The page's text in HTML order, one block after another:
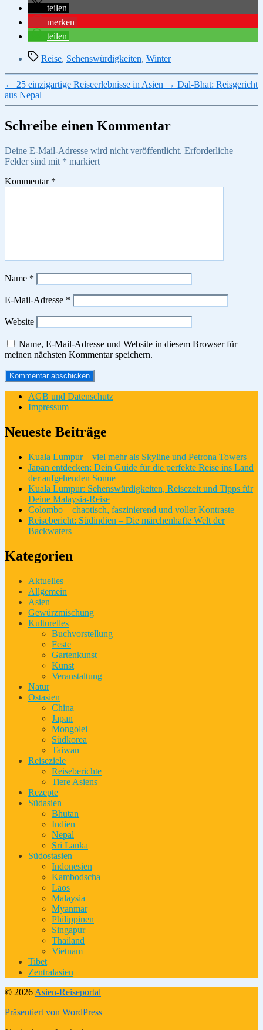
teilen
merken
teilen
Schlagwörter
Reise, Sehenswürdigkeiten, Winter
← 25 einzigartige Reiseerlebnisse in Asien → Dal-Bhat: Reisgericht
aus Nepal
Schreibe einen Kommentar
Deine E-Mail-Adresse wird nicht veröffentlicht. Erforderliche
Felder sind mit * markiert
Kommentar *
Name *
E-Mail-Adresse *
Website
Name, E-Mail-Adresse und Website in diesem Browser für
meinen nächsten Kommentar speichern.
AGB und Datenschutz
Impressum
Neueste Beiträge
Kuala Lumpur – viel mehr als Skyline und Petrona Towers
Japan entdecken: Dein Guide für die perfekte Reise ins Land
der aufgehenden Sonne
Kuala Lumpur: Sehenswürdigkeiten, Reisezeit und Tipps für
Deine Malaysia-Reise
Colombo – chaotisch, faszinierend und voller Kontraste
Reisebericht: Südindien – Die märchenhafte Welt der
Backwaters
Kategorien
Aktuelles
Allgemein
Asien
Gewürzmischung
Kulturelles
Buchvorstellung
Feste
Gartenkunst
Kunst
Veranstaltung
Natur
Ostasien
China
Japan
Mongolei
Südkorea
Taiwan
Reiseziele
Reiseberichte
Tiere Asiens
Rezepte
Südasien
Bhutan
Indien
Nepal
Sri Lanka
Südostasien
Indonesien
Kambodscha
Laos
Malaysia
Myanmar
Philippinen
Singapur
Thailand
Vietnam
Tibet
Zentralasien
© 2026 Asien-Reiseportal
Präsentiert von WordPress